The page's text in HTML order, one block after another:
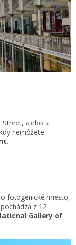
Street, alebo si
nemôžete
fotogenické miesto,
z 12.
Gallery of